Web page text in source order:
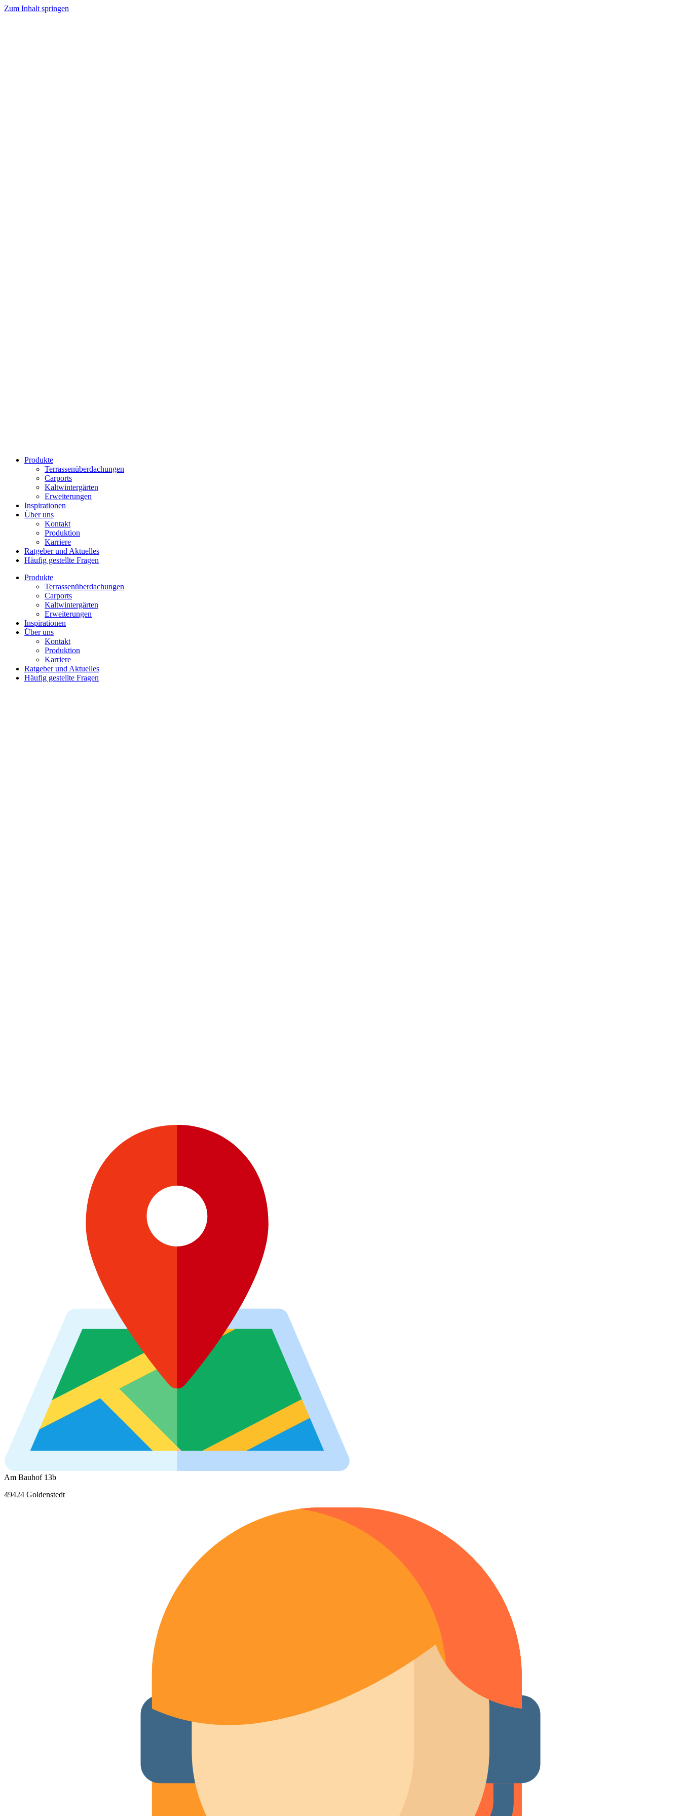
Zum Inhalt springen
Produkte
Terrassenüberdachungen
Carports
Kaltwintergärten
Erweiterungen
Inspirationen
Über uns
Kontakt
Produktion
Karriere
Ratgeber und Aktuelles
Häufig gestellte Fragen
Produkte
Terrassenüberdachungen
Carports
Kaltwintergärten
Erweiterungen
Inspirationen
Über uns
Kontakt
Produktion
Karriere
Ratgeber und Aktuelles
Häufig gestellte Fragen
Am Bauhof 13b
49424 Goldenstedt